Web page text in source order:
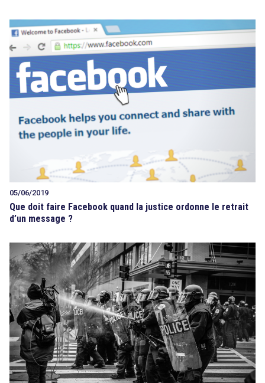
05/06/2019
Que doit faire Facebook quand la justice ordonne le retrait
d’un message ?